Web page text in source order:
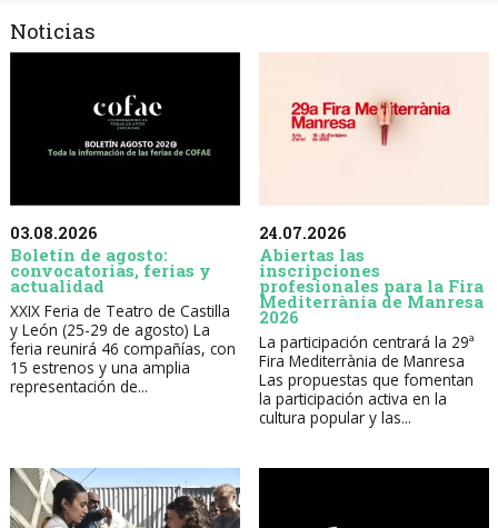
Noticias
03.08.2026
Boletín de agosto:
convocatorias, ferias y
actualidad
XXIX Feria de Teatro de Castilla
y León (25-29 de agosto) La
feria reunirá 46 compañías, con
15 estrenos y una amplia
representación de...
24.07.2026
Abiertas las
inscripciones
profesionales para la Fira
Mediterrània de Manresa
2026
La participación centrará la 29ª
Fira Mediterrània de Manresa
Las propuestas que fomentan
la participación activa en la
cultura popular y las...